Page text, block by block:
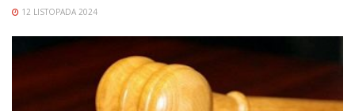
12 LISTOPADA 2024